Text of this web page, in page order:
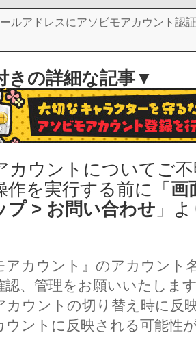
ルアドレスにアソビモアカウント認
きの詳細な記事▼
カウントについてご
作を実行する前に「 画
プ > お問い合わせ 」
カウント』のアカウント
認、管理をお願いいたしま
ウントの切り替え時に反
ウントに反映される可能性